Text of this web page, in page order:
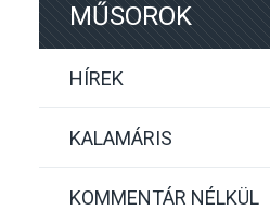
MŰSOROK
HÍREK
KALAMÁRIS
KOMMENTÁR NÉLKÜL